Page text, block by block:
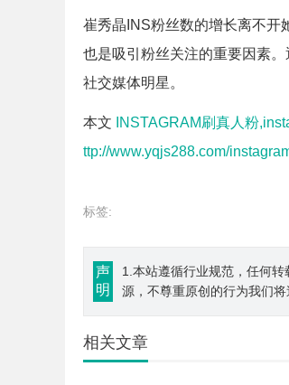
崔秀晶INS粉丝数的增长离不开
也是吸引粉丝关注的重要因素
社交媒体明星。
本文 INSTAGRAM刷真人粉
ttp://www.yqjs288.com/
标签:
声
明
1.本站遵循行业规范，任何
源，不尊重原创的行为我们
相关文章